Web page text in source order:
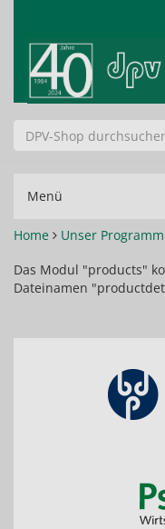
Menü
Home
Unser Programm
Das Modul "products"
Dateinamen